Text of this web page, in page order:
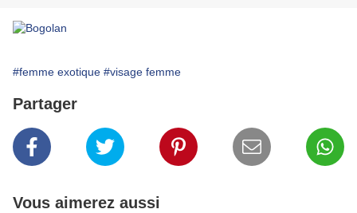
#femme exotique #visage femme
Partager
Vous aimerez aussi